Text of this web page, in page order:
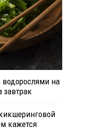
на
завтрак
кажется